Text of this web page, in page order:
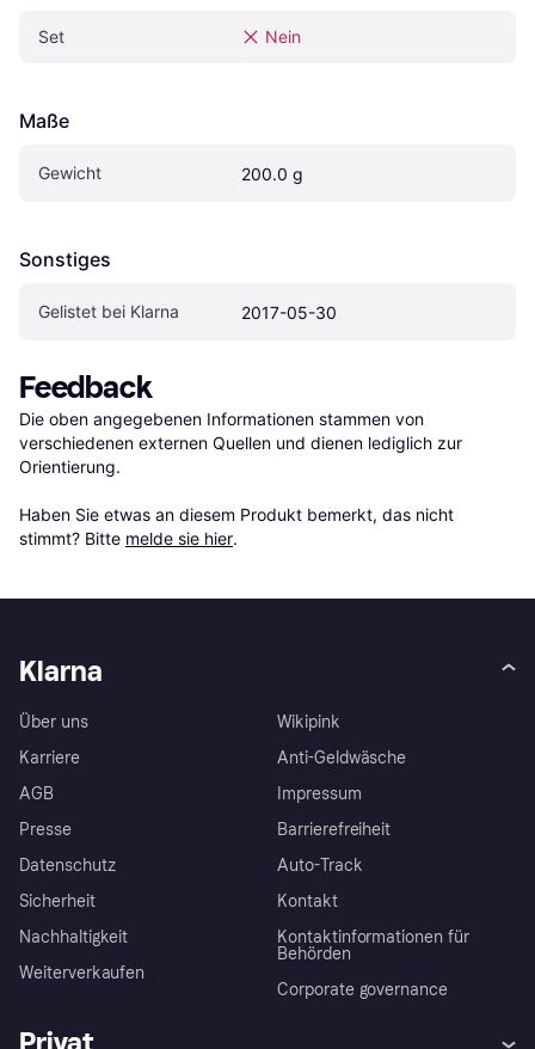
Set Nein
Maße
Gewicht 200.0 g
Sonstiges
Gelistet bei Klarna 2017-05-30
Feedback
Die oben angegebenen Informationen stammen von
verschiedenen externen Quellen und dienen lediglich zur
Orientierung.
Haben Sie etwas an diesem Produkt bemerkt, das nicht
stimmt? Bitte melde sie hier.
Klarna
Über uns
Karriere
AGB
Presse
Datenschutz
Sicherheit
Nachhaltigkeit
Weiterverkaufen
Wikipink
Anti-Geldwäsche
Impressum
Barrierefreiheit
Auto-Track
Kontakt
Kontaktinformationen für
Behörden
Corporate governance